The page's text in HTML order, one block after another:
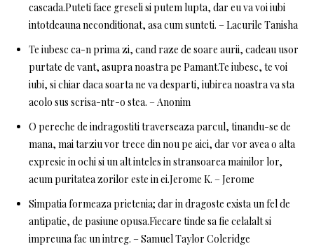
cascada.Puteti face greseli si putem lupta, dar eu va voi iubi
intotdeauna neconditionat, asa cum sunteti. – Lacurile Tanisha
Te iubesc ca-n prima zi, cand raze de soare aurii, cadeau usor
purtate de vant, asupra noastra pe Pamant.Te iubesc, te voi
iubi, si chiar daca soarta ne va desparti, iubirea noastra va sta
acolo sus scrisa-ntr-o stea. – Anonim
O pereche de indragostiti traverseaza parcul, tinandu-se de
mana, mai tarziu vor trece din nou pe aici, dar vor avea o alta
expresie in ochi si un alt inteles in stransoarea mainilor lor,
acum puritatea zorilor este in ei.Jerome K. – Jerome
Simpatia formeaza prietenia; dar in dragoste exista un fel de
antipatie, de pasiune opusa.Fiecare tinde sa fie celalalt si
impreuna fac un intreg. – Samuel Taylor Coleridge